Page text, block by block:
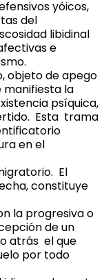
yóicos,
del
libidinal
e
objeto de apego
manifiesta la
psíquica,
Esta trama
en el
El
constituye
la progresiva o
de un
atrás el que
por todo